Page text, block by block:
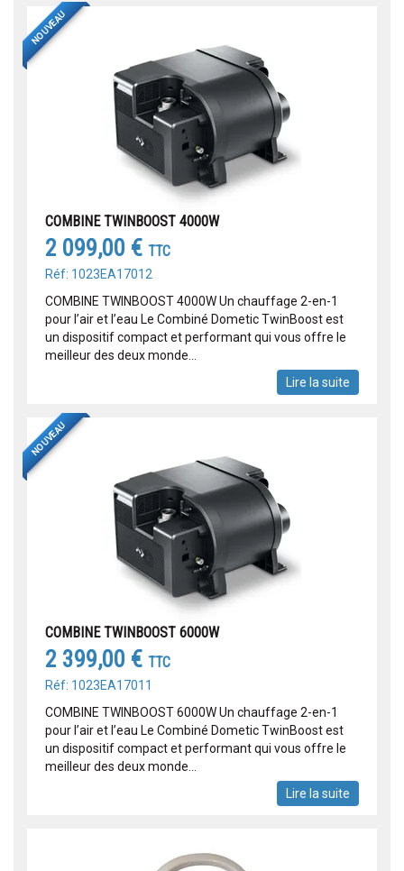
NOUVEAU
COMBINE TWINBOOST 4000W
2 099,00 € TTC
Réf: 1023EA17012
COMBINE TWINBOOST 4000W Un chauffage 2-en-1
pour l’air et l’eau Le Combiné Dometic TwinBoost est
un dispositif compact et performant qui vous offre le
meilleur des deux monde...
Lire la suite
NOUVEAU
COMBINE TWINBOOST 6000W
2 399,00 € TTC
Réf: 1023EA17011
COMBINE TWINBOOST 6000W Un chauffage 2-en-1
pour l’air et l’eau Le Combiné Dometic TwinBoost est
un dispositif compact et performant qui vous offre le
meilleur des deux monde...
Lire la suite